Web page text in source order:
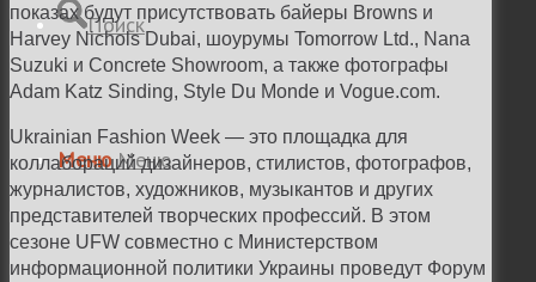
Поиск
Меню Меню
показах будут присутствовать байеры Browns и
Harvey Nichols Dubai, шоурумы Tomorrow Ltd., Nana
Suzuki и Concrete Showroom, а также фотографы
Adam Katz Sinding, Style Du Monde и Vogue.com.
Ukrainian Fashion Week — это площадка для
коллабораций дизайнеров, стилистов, фотографов,
журналистов, художников, музыкантов и других
представителей творческих профессий. В этом
сезоне UFW совместно с Министерством
информационной политики Украины проведут Форум